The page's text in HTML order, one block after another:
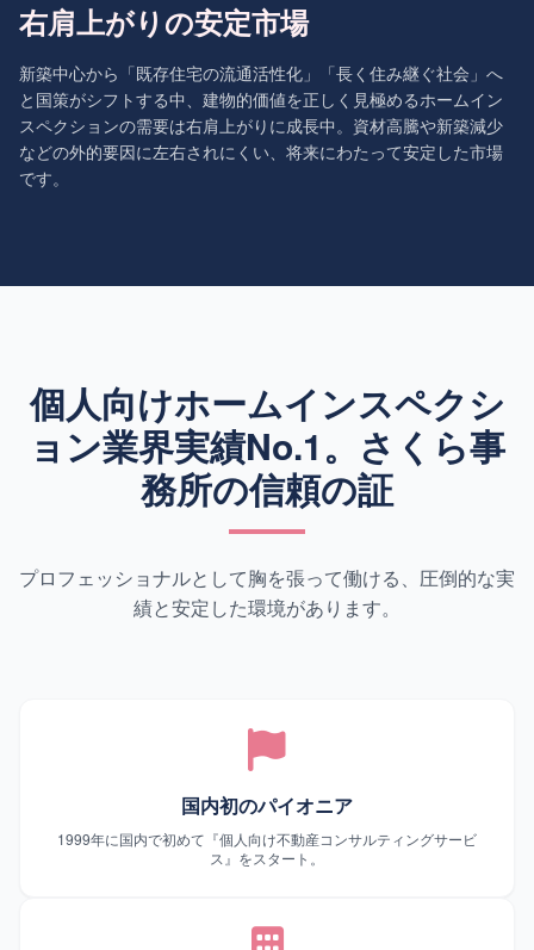
右肩上がりの安定市場
新築中心から「既存住宅の流通活性化」「長く住み継ぐ社会」へ
と国策がシフトする中、建物的価値を正しく見極めるホームイン
スペクションの需要は右肩上がりに成長中。資材高騰や新築減少
などの外的要因に左右されにくい、将来にわたって安定した市場
です。
個人向けホームインスペクシ
ョン業界実績No.1。 さくら事
務所の信頼の証
プロフェッショナルとして胸を張って働ける、圧倒的な実
績と安定した環境があります。
国内初のパイオニア
1999年に国内で初めて『個人向け不動産コンサルティングサービ
ス』をスタート。